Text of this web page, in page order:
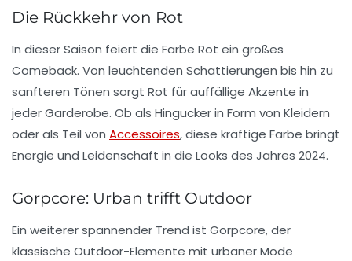
Die Rückkehr von Rot
In dieser Saison feiert die Farbe Rot ein großes
Comeback. Von leuchtenden Schattierungen bis hin zu
sanfteren Tönen sorgt Rot für auffällige Akzente in
jeder Garderobe. Ob als Hingucker in Form von Kleidern
oder als Teil von Accessoires, diese kräftige Farbe bringt
Energie und Leidenschaft in die Looks des Jahres 2024.
Gorpcore: Urban trifft Outdoor
Ein weiterer spannender Trend ist Gorpcore, der
klassische Outdoor-Elemente mit urbaner Mode